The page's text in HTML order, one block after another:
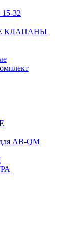
32
КЛАПАНЫ
AB-QM